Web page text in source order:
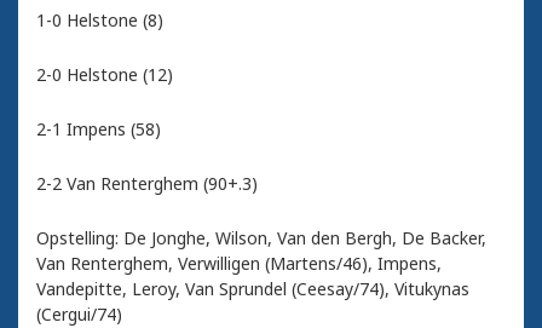
1-0 Helstone (8)
2-0 Helstone (12)
2-1 Impens (58)
2-2 Van Renterghem (90+.3)
Opstelling: De Jonghe, Wilson, Van den Bergh, De Backer,
Van Renterghem, Verwilligen (Martens/46), Impens,
Vandepitte, Leroy, Van Sprundel (Ceesay/74), Vitukynas
(Cergui/74)